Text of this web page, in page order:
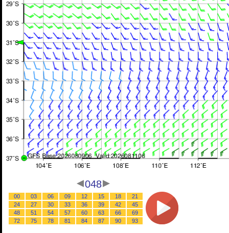
048
00 03 06 09 12 15 18
21
24
27 30 33 36 39 42
45
48
51 54 57 60 63 66
69
72
75 78 81 84 87 90 93